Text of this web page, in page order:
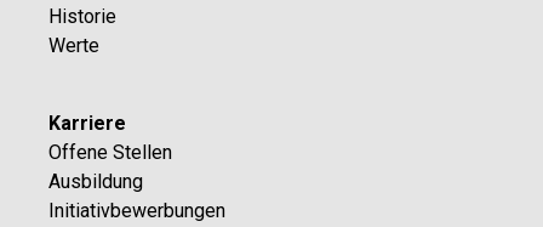
Historie
Werte
Karriere
Offene Stellen
Ausbildung
Initiativbewerbungen